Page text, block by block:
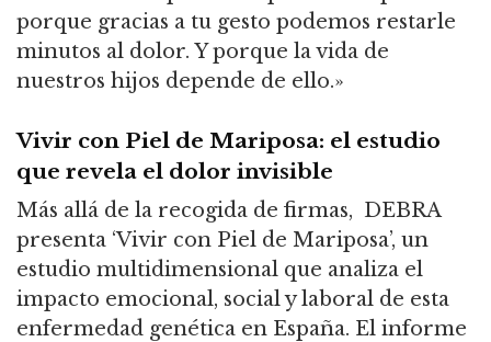
porque gracias a tu gesto podemos restarle
minutos al dolor. Y porque la vida de
nuestros hijos depende de ello.»
Vivir con Piel de Mariposa: el estudio
que revela el dolor invisible
Más allá de la recogida de firmas, DEBRA
presenta ‘Vivir con Piel de Mariposa’, un
estudio multidimensional que analiza el
impacto emocional, social y laboral de esta
enfermedad genética en España. El informe